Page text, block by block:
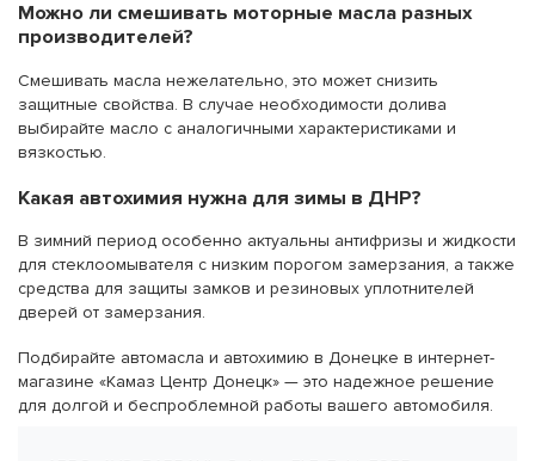
Можно ли смешивать моторные масла разных
производителей?
Смешивать масла нежелательно, это может снизить
защитные свойства. В случае необходимости долива
выбирайте масло с аналогичными характеристиками и
вязкостью.
Какая автохимия нужна для зимы в ДНР?
В зимний период особенно актуальны антифризы и жидкости
для стеклоомывателя с низким порогом замерзания, а также
средства для защиты замков и резиновых уплотнителей
дверей от замерзания.
Подбирайте автомасла и автохимию в Донецке в интернет-
магазине «Камаз Центр Донецк» — это надежное решение
для долгой и беспроблемной работы вашего автомобиля.